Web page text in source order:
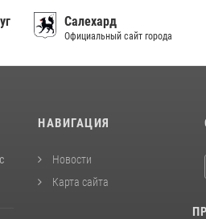
Салехард
Официальный сайт города
НАВИГАЦИЯ
Новости
Карта сайта